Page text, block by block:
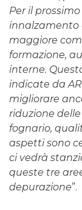
Per il
innalzamento
maggiore
formazione,
interne.
indicate da
migliorare
riduzione
fognario,
aspetti sono
ci vedrà
queste tre
depurazione”.